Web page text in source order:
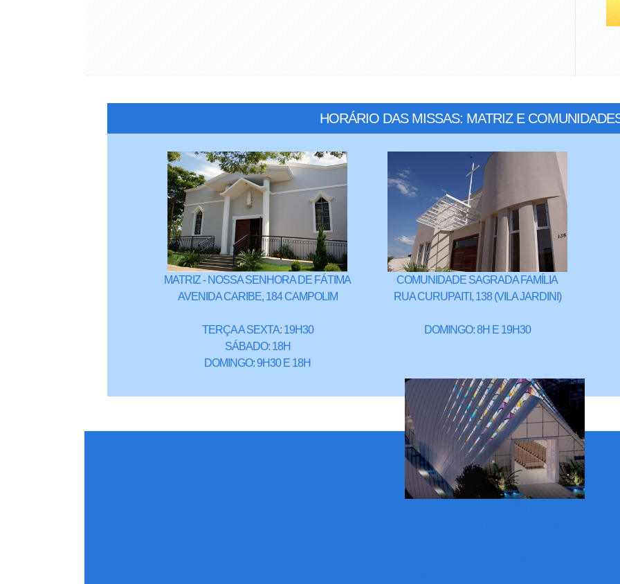
HORÁRIO DAS MISSAS: MATRIZ E
MATRIZ - NOSSA SENHORA DE FÁTIMA
AVENIDA CARIBE, 184 CAMPOLIM
TERÇA A SEXTA: 19H30
SÁBADO: 18H
DOMINGO: 9H30 E 18H
COMUNIDADE SAGRADA FAMÍLIA
RUA CURUPAITI, 138 (VILA JARDINI)
DOMINGO: 8H E 19H30